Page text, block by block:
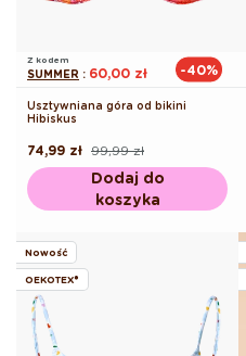
Z kodem
SUMMER : 60,00 zł -40%
Usztywniana góra od bikini
Hibiskus
Cena
regularna
99,99 zł
Cena
promocyjna
74,99 zł
Dodaj do
koszyka
Nowość
OEKOTEX®